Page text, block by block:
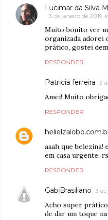
Lucimar da Silva
3 de janeiro de 2019
Muito bonito ver
organizada adorei
prático, gostei
RESPONDER
Patricia ferreira 3
Amei! Muito
RESPONDER
aaah que belezina!
em casa urgente, rs
RESPONDER
GabiBrasiliano 3 de
Acho super
de dar um toque